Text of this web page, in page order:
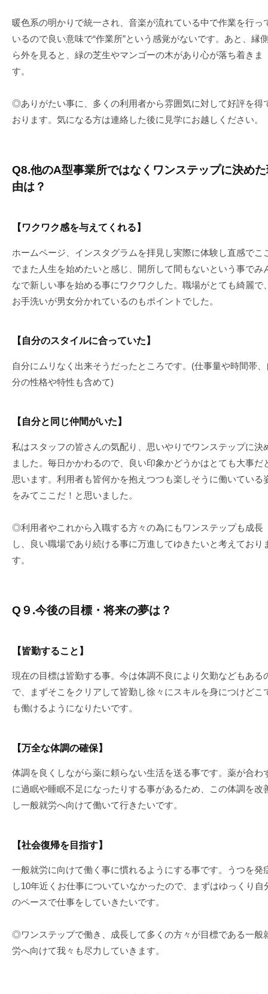
暖色系の明かりで統一され、音楽が流れている中で作業を行っ
いるので良い意味で“作業所”という感覚がないです。あと、縁
ら外を見ると、緑の芝生やマンゴーの木があり心が落ち着きま
す。
◎ありがたい事に、多くの利用者から雰囲気に対して好評を得
おります。気になる方は連絡した後に見学にお越しください。
Q8.他のA型事業所ではなくワンステップに決め
由は？
【ワクワク感を与えてくれる】
ホームページ、インスタグラムを拝見し実際に体験し直感でこ
でまた人生を始めたいと感じ、開所して間もないという事でみ
なで新しい事を始める事にワクワクした。職場がとても綺麗で
お手洗いが男女分かれているのもポイントでした。
【自分のスタイルに合っていた】
自分にムリなく出来そうだったところです。(仕事量や時間帯、
分の性格や特性も含めて)
【自分と同じ仲間がいた】
私はスタッフの皆さんの気配り、思いやりでワンステップに決
ました。毎日かかわるので、良い印象かどうかはとても大事だ
思います。利用者も皆何かを抱えつつも楽しそうに働いている
をみてここだ！と思いました。
◎利用者やこれから入職する方々の為にもワンステップも成長
し、良い職場であり続ける事に万進してゆきたいと考えており
す。
Q９.今後の目標・将来の夢は？
【皆勤すること】
現在の目標は皆勤する事。今は体調不良により欠勤などもある
で、まずそこをクリアして皆勤し徐々にスキルを身につけどこ
も働けるようになりたいです。
【万全な体調の確保】
体調を良くしながら薬に頼らない生活を送る事です。薬が合わ
に過眠や睡眠不足になったりする事があるため、この体調を改
し一般就労へ向けて働いて行きたいです。
【社会復帰を目指す】
一般就労に向けて働く事に慣れるようにする事です。うつを発
し10年近くお仕事についていなかったので、まずはゆっくり自
のペースで仕事をしていきたいです。
◎ワンステップで働き、成長して多くの方々が目標である一般
労へ向けて我々も尽力していきます。